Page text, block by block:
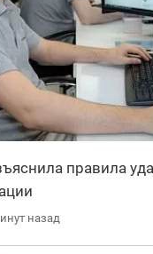
правила
назад